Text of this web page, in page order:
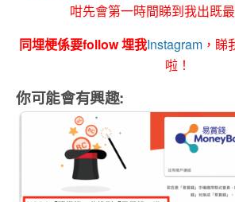
咁先會第一時間睇到我出既
同埋梗係要follow 埋我Instagram ，睇
啦！
你可能會有興趣: